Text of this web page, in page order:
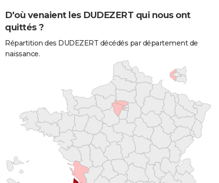
D'où venaient les DUDEZERT qui nous ont
quittés ?
Répartition des DUDEZERT décédés par département de
naissance.